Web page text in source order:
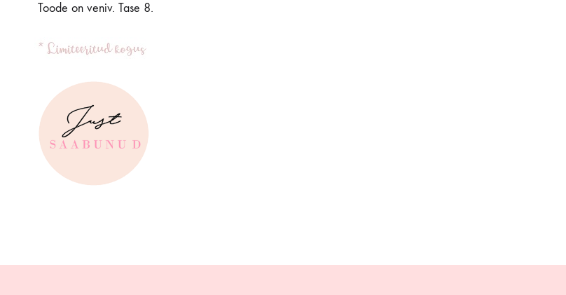
Toode on veniv. Tase 8.